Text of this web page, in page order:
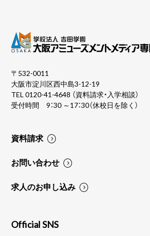
〒532-0011
大阪市淀川区西中島3-12-19
TEL0120-41-4648 （資料請求・入学相談）
受付時間 9：30 ～17：30（休校日を除く）
資料請求
お問い合わせ
求人のお申し込み
Official SNS